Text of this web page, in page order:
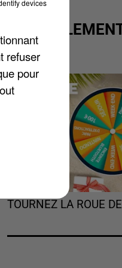
GAGNER
TOURNEZ LA ROUE
devices
refuser
pour